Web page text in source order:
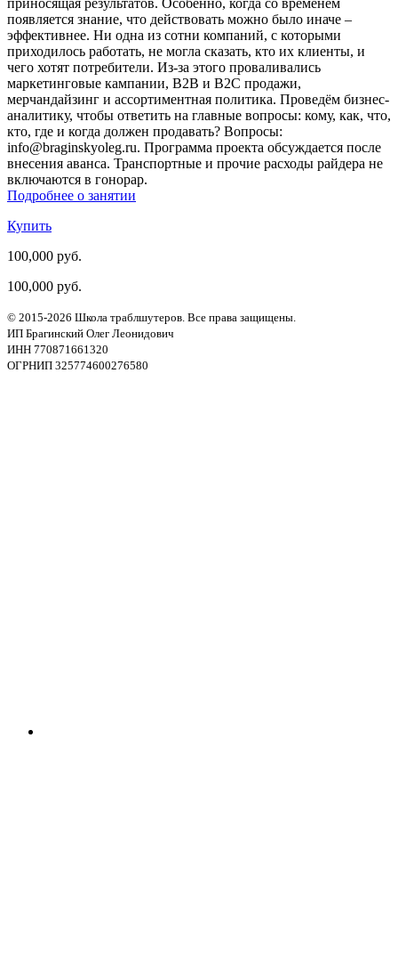
появляется знание, что действовать можно было иначе –
эффективнее. Ни одна из сотни компаний, с которыми
приходилось работать, не могла сказать, кто их клиенты, и
чего хотят потребители. Из-за этого проваливались
маркетинговые кампании, B2B и B2C продажи,
мерчандайзинг и ассортиментная политика. Проведём бизнес-
аналитику, чтобы ответить на главные вопросы: кому, как, что,
кто, где и когда должен продавать? Вопросы:
info@braginskyoleg.ru. Программа проекта обсуждается после
внесения аванса. Транспортные и прочие расходы райдера не
включаются в гонорар.
Подробнее о занятии
Купить
100,000 руб.
100,000 руб.
© 2015-2026 Школа траблшутеров. Все права защищены.
ИП Брагинский Олег Леонидович
ИНН 770871661320
ОГРНИП 325774600276580